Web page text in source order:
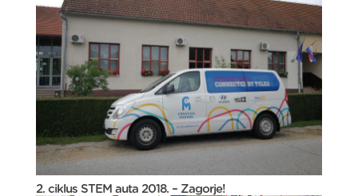
2. ciklus STEM auta 2018. – Zagorje!